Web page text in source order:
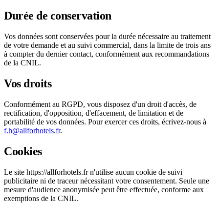
Durée de conservation
Vos données sont conservées pour la durée nécessaire au traitement
de votre demande et au suivi commercial, dans la limite de trois ans
à compter du dernier contact, conformément aux recommandations
de la CNIL.
Vos droits
Conformément au RGPD, vous disposez d'un droit d'accès, de
rectification, d'opposition, d'effacement, de limitation et de
portabilité de vos données. Pour exercer ces droits, écrivez-nous à
f.h@allforhotels.fr.
Cookies
Le site https://allforhotels.frn'utilise aucun cookie de suivi
publicitaire ni de traceur nécessitant votre consentement. Seule une
mesure d'audience anonymisée peut être effectuée, conforme aux
exemptions de la CNIL.